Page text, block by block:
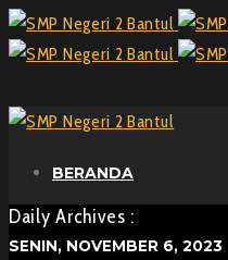
BERANDA
Daily Archives :
SENIN, NOVEMBER 6, 2023